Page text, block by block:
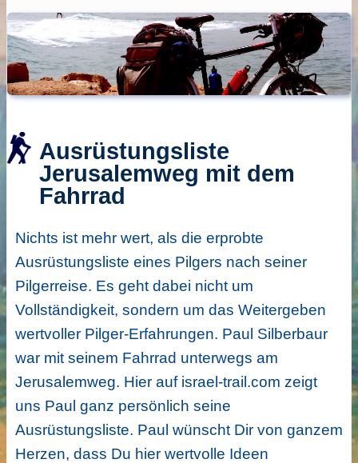
Ausrüstungsliste
Jerusalemweg mit dem
Fahrrad
Nichts ist mehr wert, als die erprobte
Ausrüstungsliste eines Pilgers nach seiner
Pilgerreise. Es geht dabei nicht um
Vollständigkeit, sondern um das Weitergeben
wertvoller Pilger-Erfahrungen. Paul Silberbaur
war mit seinem Fahrrad unterwegs am
Jerusalemweg. Hier auf israel-trail.com zeigt
uns Paul ganz persönlich seine
Ausrüstungsliste. Paul wünscht Dir von ganzem
Herzen, dass Du hier wertvolle Ideen